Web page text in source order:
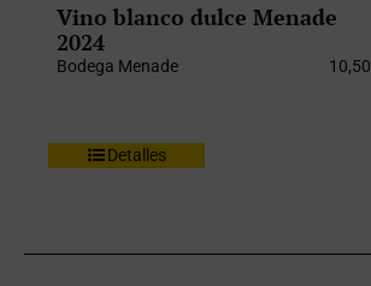
Vino blanco dulce Menade
2024
Bodega Menade 10,50
Detalles